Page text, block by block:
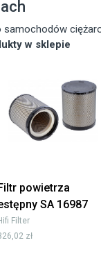
w sklepie
powietrza
SA 16987
Filter
zł